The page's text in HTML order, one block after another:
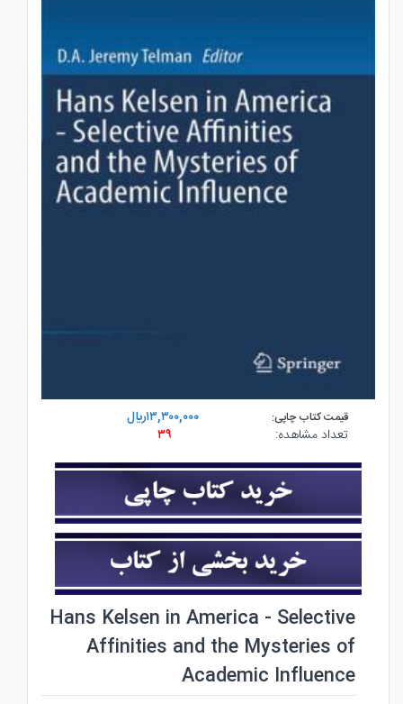
قیمت کتاب چاپی:
۱۳,۳۰۰,۰۰۰ريال
تعداد مشاهده:
۳۹
Hans Kelsen in America - Selective
Affinities and the Mysteries of
Academic Influence